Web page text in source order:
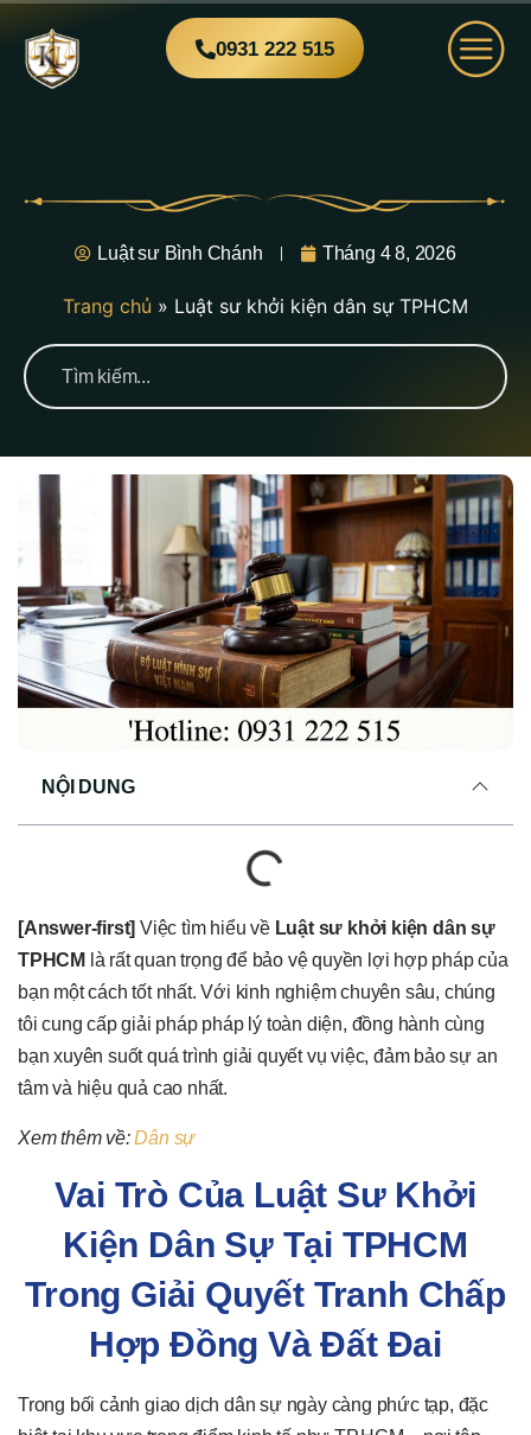
0931 222 515
Luật sư Bình Chánh Tháng 4 8, 2026
Trang chủ » Luật sư khởi kiện dân sự TPHCM
NỘI DUNG
[Answer-first] Việc tìm hiểu về Luật sư khởi kiện dân sự
TPHCM là rất quan trọng để bảo vệ quyền lợi hợp pháp của
bạn một cách tốt nhất. Với kinh nghiệm chuyên sâu, chúng
tôi cung cấp giải pháp pháp lý toàn diện, đồng hành cùng
bạn xuyên suốt quá trình giải quyết vụ việc, đảm bảo sự an
tâm và hiệu quả cao nhất.
Xem thêm về:Dân sự
Vai Trò Của Luật Sư Khởi
Kiện Dân Sự Tại TPHCM
Trong Giải Quyết Tranh Chấp
Hợp Đồng Và Đất Đai
Trong bối cảnh giao dịch dân sự ngày càng phức tạp, đặc